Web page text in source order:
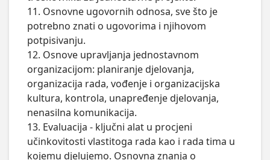
11. Osnovne ugovornih odnosa, sve što je
potrebno znati o ugovorima i njihovom
potpisivanju.
12. Osnove upravljanja jednostavnom
organizacijom: planiranje djelovanja,
organizacija rada, vođenje i organizacijska
kultura, kontrola, unapređenje djelovanja,
nenasilna komunikacija.
13. Evaluacija - ključni alat u procjeni
učinkovitosti vlastitoga rada kao i rada tima u
kojemu djelujemo. Osnovna znanja o